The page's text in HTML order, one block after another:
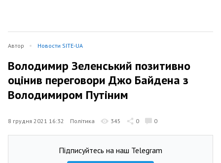
Автор Новости SITE-UA
Володимир Зеленський позитивно
оцінив переговори Джо Байдена з
Володимиром Путіним
8 грудня 2021 16:32 Політика 345 0 0
Підписуйтесь на наш Telegram